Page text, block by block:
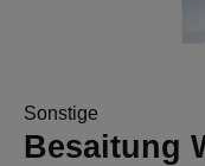
Sonstige
Besaitung